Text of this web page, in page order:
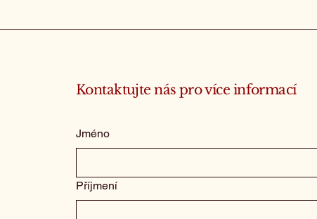
Kontaktujte nás pro více informací
Jméno
Příjmení